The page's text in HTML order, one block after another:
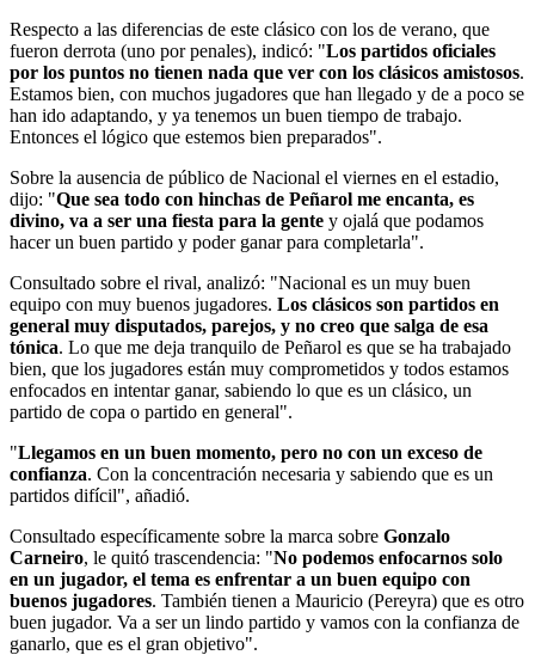
Respecto a las diferencias de este clásico con los de verano, que
fueron derrota (uno por penales), indicó: "Los partidos oficiales
por los puntos no tienen nada que ver con los clásicos amistosos.
Estamos bien, con muchos jugadores que han llegado y de a poco se
han ido adaptando, y ya tenemos un buen tiempo de trabajo.
Entonces el lógico que estemos bien preparados".
Sobre la ausencia de público de Nacional el viernes en el estadio,
dijo: "Que sea todo con hinchas de Peñarol me encanta, es
divino, va a ser una fiesta para la gente y ojalá que podamos
hacer un buen partido y poder ganar para completarla".
Consultado sobre el rival, analizó: "Nacional es un muy buen
equipo con muy buenos jugadores. Los clásicos son partidos en
general muy disputados, parejos, y no creo que salga de esa
tónica. Lo que me deja tranquilo de Peñarol es que se ha trabajado
bien, que los jugadores están muy comprometidos y todos estamos
enfocados en intentar ganar, sabiendo lo que es un clásico, un
partido de copa o partido en general".
"Llegamos en un buen momento, pero no con un exceso de
confianza. Con la concentración necesaria y sabiendo que es un
partidos difícil", añadió.
Consultado específicamente sobre la marca sobre Gonzalo
Carneiro, le quitó trascendencia: "No podemos enfocarnos solo
en un jugador, el tema es enfrentar a un buen equipo con
buenos jugadores. También tienen a Mauricio (Pereyra) que es otro
buen jugador. Va a ser un lindo partido y vamos con la confianza de
ganarlo, que es el gran objetivo".